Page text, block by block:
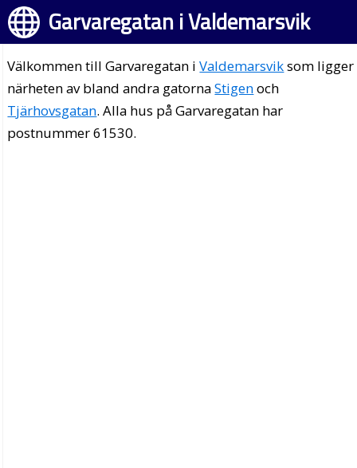
Garvaregatan i Valdemarsvik
Välkommen till Garvaregatan iValdemarsviksom
närheten av bland andra gatornaStigenoch
Tjärhovsgatan. Alla hus på Garvaregatan har
postnummer 61530.